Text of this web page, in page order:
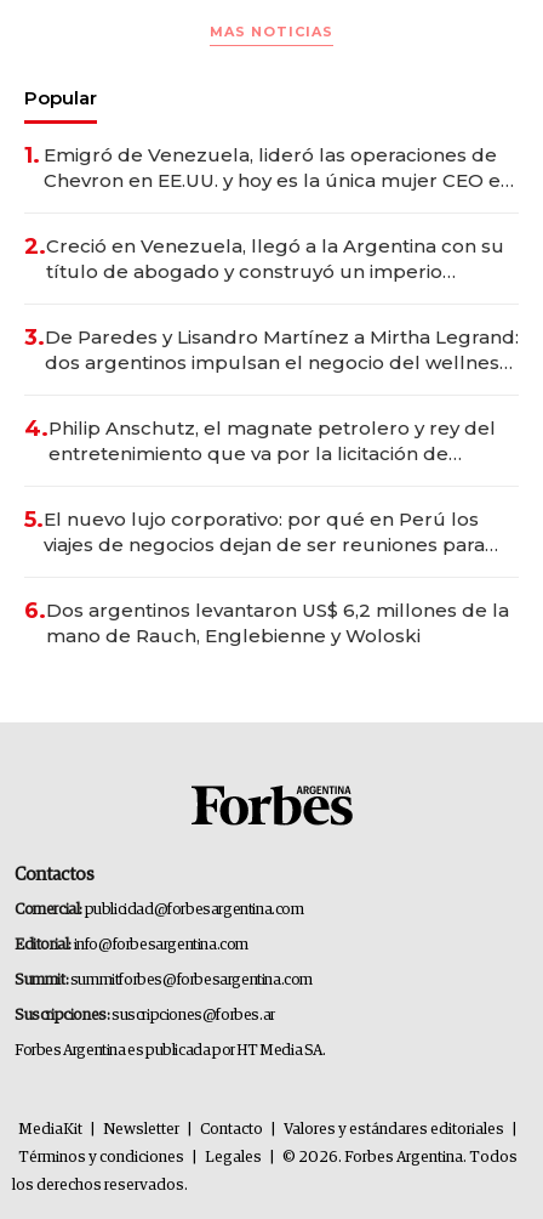
MAS NOTICIAS
Popular
1. Emigró de Venezuela, lideró las operaciones de
Chevron en EE.UU. y hoy es la única mujer CEO en
2.Creció en Venezuela, llegó a la Argentina con su
título de abogado y construyó un imperio
3.De Paredes y Lisandro Martínez a Mirtha Legrand:
dos argentinos impulsan el negocio del wellness
4.Philip Anschutz, el magnate petrolero y rey del
entretenimiento que va por la licitación de
5.El nuevo lujo corporativo: por qué en Perú los
viajes de negocios dejan de ser reuniones para
6.Dos argentinos levantaron US$ 6,2 millones de la
mano de Rauch, Englebienne y Woloski
Contactos
Comercial:publicidad@forbesargentina.com
Editorial:info@forbesargentina.com
Summit:summitforbes@forbesargentina.com
Suscripciones:suscripciones@forbes.ar
Forbes Argentina es publicada por HT Media SA.
MediaKit Newsletter Contacto Valores y estándares editoriales
Términos y condiciones
Legales
© 2026. Forbes Argentina. Todos
los derechos reservados.